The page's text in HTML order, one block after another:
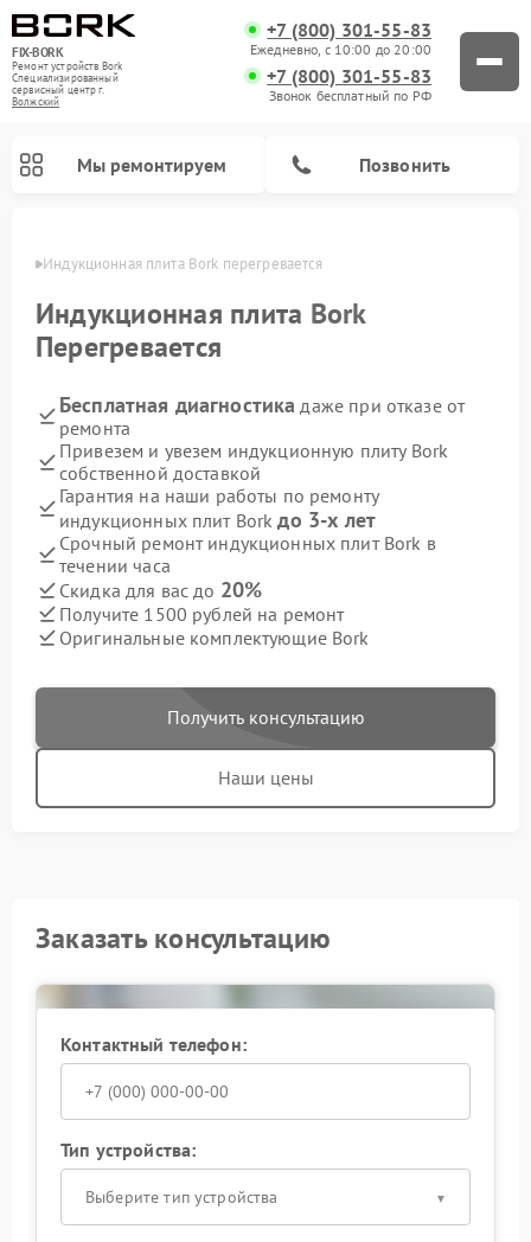
FIX-BORK
Ремонт устройств Bork
Специализированный
cервисный центр г.
Волжский
+7 (800) 301-55-83
Ежедневно, с 10:00 до 20:00
+7 (800) 301-55-83
Звонок бесплатный по РФ
Мы ремонтируем Позвонить
Индукционная плита Bork перегревается
Индукционная плита Bork
Перегревается
Бесплатная диагностика даже при отказе от
ремонта
Привезем и увезем индукционную плиту Bork
собственной доставкой
Гарантия на наши работы по ремонту
индукционных плит Borkдо 3-х лет
Срочный ремонт индукционных плит Bork в
течении часа
Скидка для вас до 20%
Получите 1500 рублей на ремонт
Оригинальные комплектующие Bork
Получить консультацию
Наши цены
Заказать консультацию
Контактный телефон:
Тип устройства:
Выберите тип устройства